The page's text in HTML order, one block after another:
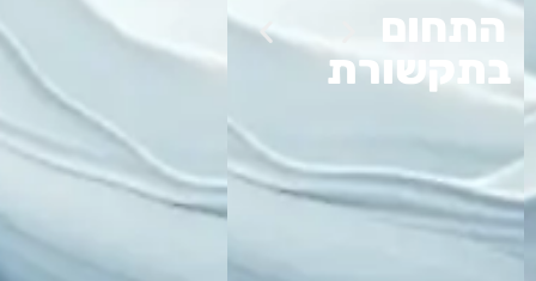
התחום
בתקשורת